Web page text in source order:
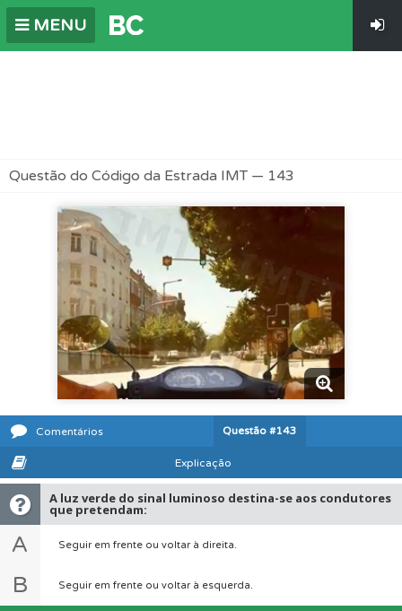
MENU
Questão do Código da Estrada IMT — 143
Comentários Questão #143
Explicação
A luz verde do sinal luminoso destina-se aos condutores
que pretendam:
A Seguir em frente ou voltar à direita.
B Seguir em frente ou voltar à esquerda.